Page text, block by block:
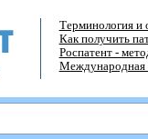
Терминология и
Как получить
Роспатент -
Международная